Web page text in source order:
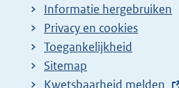
Informatie hergebruiken
Privacy en cookies
Toegankelijkheid
Sitemap
E
Kwetsbaarheid melden